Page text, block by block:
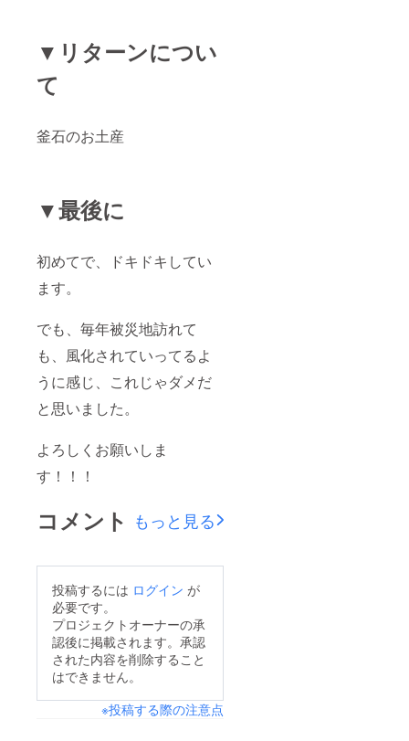
▼リターンについ
て
釜石のお土産
▼最後に
初めてで、ドキドキしてい
ます。
でも、毎年被災地訪れて
も、風化されていってるよ
うに感じ、これじゃダメだ
と思いました。
よろしくお願いしま
す！！！
コメント もっと見る
投稿するには ログイン が
必要です。
プロジェクトオーナーの承
認後に掲載されます。承認
された内容を削除すること
はできません。
※投稿する際の注意点